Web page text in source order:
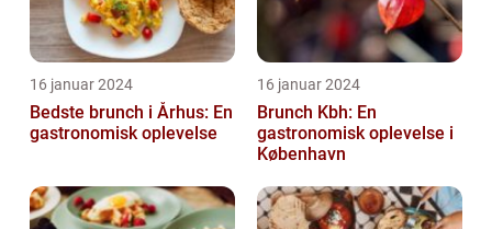
16 januar 2024
Bedste brunch i Århus: En
gastronomisk oplevelse
16 januar 2024
Brunch Kbh: En
gastronomisk oplevelse i
København